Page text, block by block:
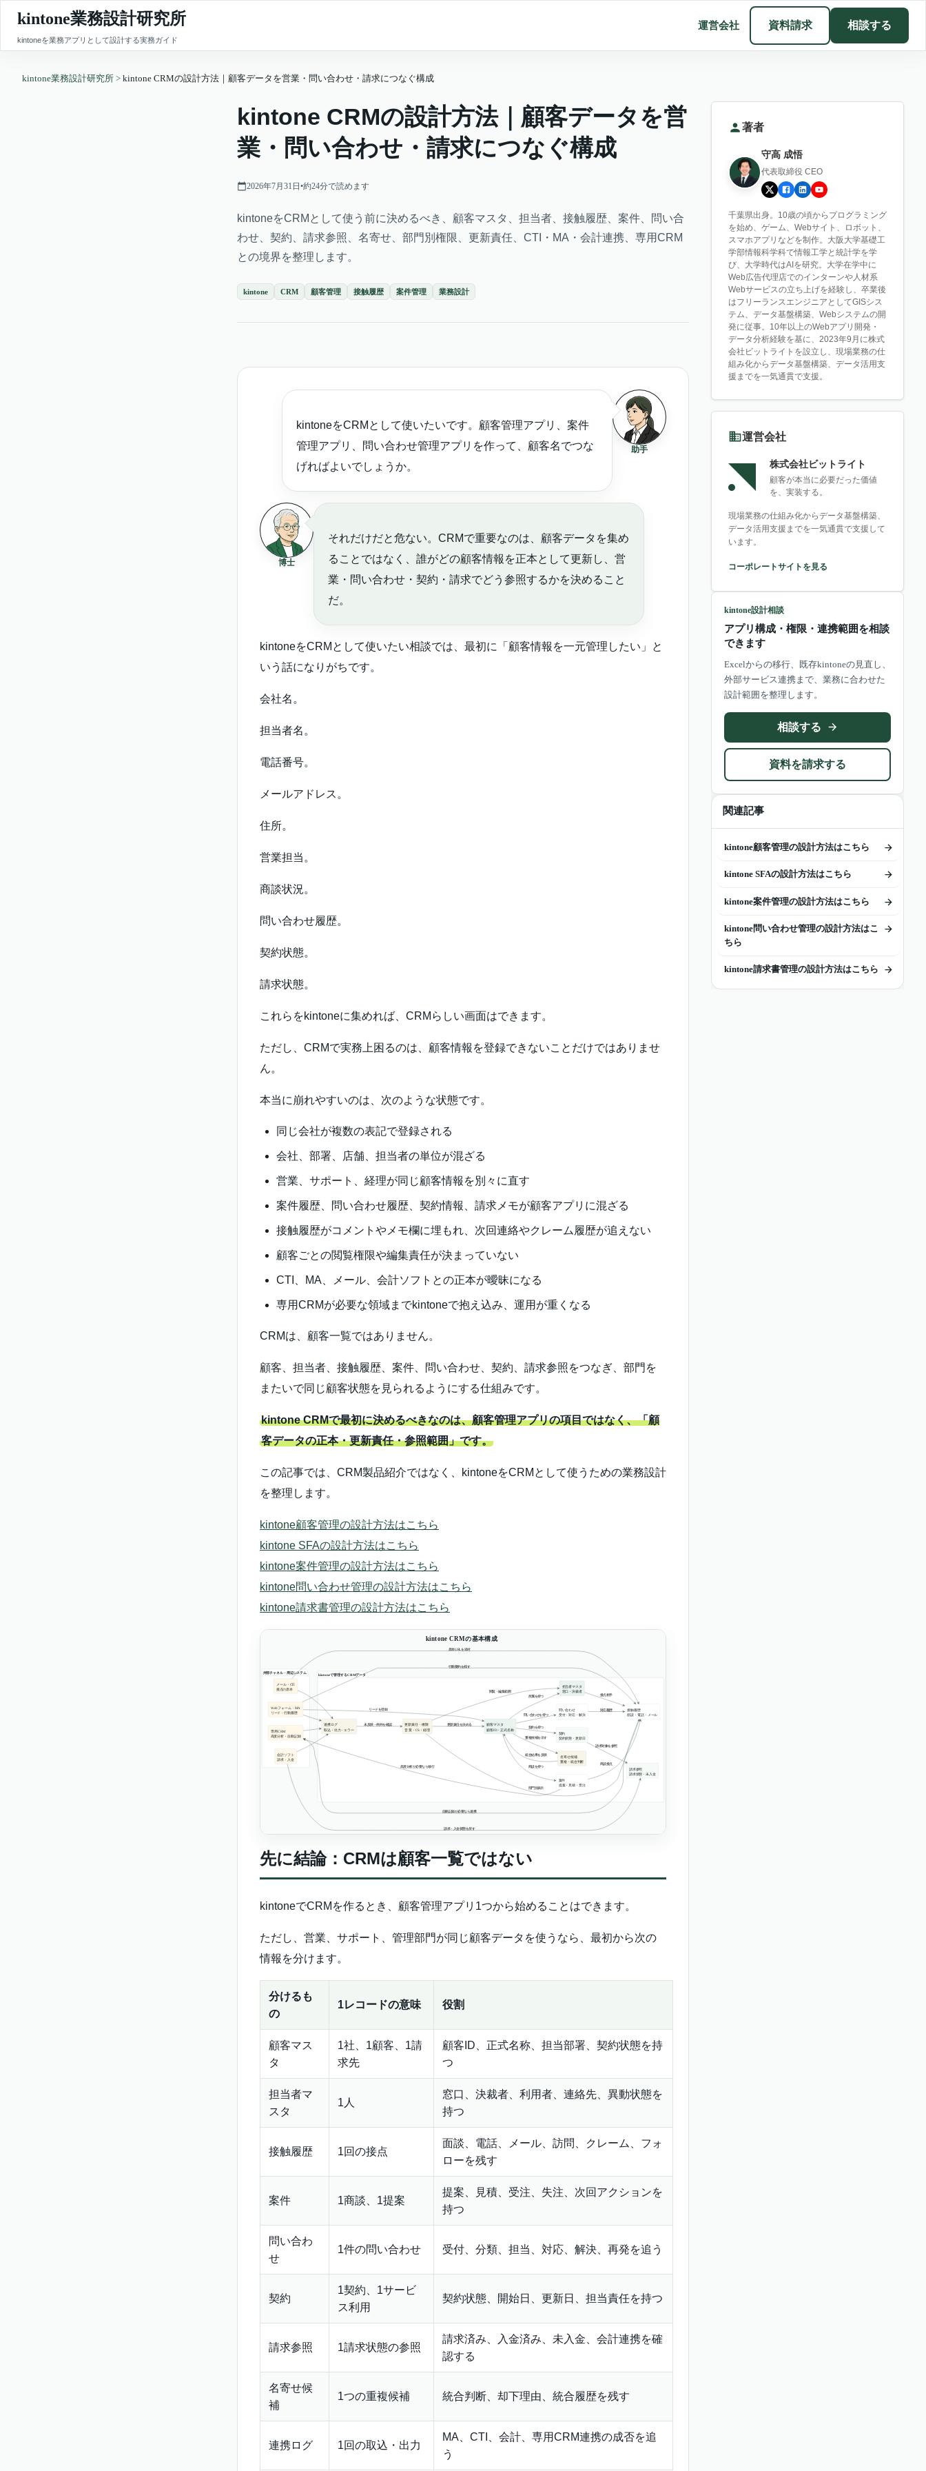
kintone業務設計研究所
kintoneを業務アプリとして設計する実務ガイド
運営会社 資料請求 相談する
kintone業務設計研究所 > kintone CRMの設計方法｜顧客データを営業・問い合わせ・請求につなぐ構成
kintone CRMの設計方法｜顧客データを営
業・問い合わせ・請求につなぐ構成
2026年7月31日 •約24分で読めます
kintoneをCRMとして使う前に決めるべき、顧客マスタ、担当者、接触履歴、案件、問い合
わせ、契約、請求参照、名寄せ、部門別権限、更新責任、CTI・MA・会計連携、専用CRM
との境界を整理します。
kintone CRM 顧客管理 接触履歴 案件管理 業務設計
助手
kintoneをCRMとして使いたいです。顧客管理アプリ、案件
管理アプリ、問い合わせ管理アプリを作って、顧客名でつな
げればよいでしょうか。
博士
それだけだと危ない。CRMで重要なのは、顧客データを集め
ることではなく、誰がどの顧客情報を正本として更新し、営
業・問い合わせ・契約・請求でどう参照するかを決めること
だ。
kintoneをCRMとして使いたい相談では、最初に「顧客情報を一元管理したい」と
いう話になりがちです。
会社名。
担当者名。
電話番号。
メールアドレス。
住所。
営業担当。
商談状況。
問い合わせ履歴。
契約状態。
請求状態。
これらをkintoneに集めれば、CRMらしい画面はできます。
ただし、CRMで実務上困るのは、顧客情報を登録できないことだけではありませ
ん。
本当に崩れやすいのは、次のような状態です。
同じ会社が複数の表記で登録される
会社、部署、店舗、担当者の単位が混ざる
営業、サポート、経理が同じ顧客情報を別々に直す
案件履歴、問い合わせ履歴、契約情報、請求メモが顧客アプリに混ざる
接触履歴がコメントやメモ欄に埋もれ、次回連絡やクレーム履歴が追えない
顧客ごとの閲覧権限や編集責任が決まっていない
CTI、MA、メール、会計ソフトとの正本が曖昧になる
専用CRMが必要な領域までkintoneで抱え込み、運用が重くなる
CRMは、顧客一覧ではありません。
顧客、担当者、接触履歴、案件、問い合わせ、契約、請求参照をつなぎ、部門を
またいで同じ顧客状態を見られるようにする仕組みです。
kintone CRMで最初に決めるべきなのは、顧客管理アプリの項目ではなく、「顧
客データの正本・更新責任・参照範囲」です。
この記事では、CRM製品紹介ではなく、kintoneをCRMとして使うための業務設計
を整理します。
kintone顧客管理の設計方法はこちら
kintone SFAの設計方法はこちら
kintone案件管理の設計方法はこちら
kintone問い合わせ管理の設計方法はこちら
kintone請求書管理の設計方法はこちら
先に結論：CRMは顧客一覧ではない
kintoneでCRMを作るとき、顧客管理アプリ1つから始めることはできます。
ただし、営業、サポート、管理部門が同じ顧客データを使うなら、最初から次の
情報を分けます。
分けるも
の
1レコードの意味 役割
顧客マス
タ
1社、1顧客、1請
求先
顧客ID、正式名称、担当部署、契約状態を持
つ
担当者マ
スタ
1人
窓口、決裁者、利用者、連絡先、異動状態を
持つ
接触履歴 1回の接点
面談、電話、メール、訪問、クレーム、フォ
ローを残す
案件 1商談、1提案
提案、見積、受注、失注、次回アクションを
持つ
問い合わ
せ
1件の問い合わせ 受付、分類、担当、対応、解決、再発を追う
契約
1契約、1サービ
ス利用
契約状態、開始日、更新日、担当責任を持つ
請求参照 1請求状態の参照
請求済み、入金済み、未入金、会計連携を確
認する
名寄せ候
補
1つの重複候補 統合判断、却下理由、統合履歴を残す
連携ログ 1回の取込・出力
MA、CTI、会計、専用CRM連携の成否を追
う
著者
守高 成悟
代表取締役 CEO
千葉県出身。10歳の頃からプログラミング
を始め、ゲーム、Webサイト、ロボット、
スマホアプリなどを制作。大阪大学基礎工
学部情報科学科で情報工学と統計学を学
び、大学時代はAIを研究。大学在学中に
Web広告代理店でのインターンや人材系
Webサービスの立ち上げを経験し、卒業後
はフリーランスエンジニアとしてGISシス
テム、データ基盤構築、Webシステムの開
発に従事。10年以上のWebアプリ開発・
データ分析経験を基に、2023年9月に株式
会社ビットライトを設立し、現場業務の仕
組み化からデータ基盤構築、データ活用支
援までを一気通貫で支援。
運営会社
株式会社ビットライト
顧客が本当に必要だった価値
を、実装する。
現場業務の仕組み化からデータ基盤構築、
データ活用支援までを一気通貫で支援して
います。
コーポレートサイトを見る
kintone設計相談
アプリ構成・権限・連携範囲を相談
できます
Excelからの移行、既存kintoneの見直し、
外部サービス連携まで、業務に合わせた
設計範囲を整理します。
相談する
資料を請求する
関連記事
kintone顧客管理の設計方法はこちら
kintone SFAの設計方法はこちら
kintone案件管理の設計方法はこちら
kintone問い合わせ管理の設計方法はこ
ちら
kintone請求書管理の設計方法はこちら